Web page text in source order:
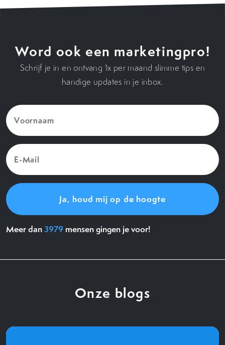
Word ook een marketingpro!
Schrijf je in en ontvang 1x per maand slimme tips en
handige updates in je inbox.
Voornaam
(Vereist)
E-
Mail
(Vereist)
Meer dan3979 mensen gingen je voor!
Onze blogs